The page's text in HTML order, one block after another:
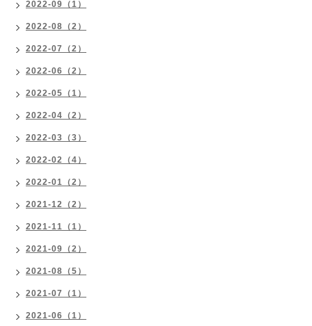
2022-09（1）
2022-08（2）
2022-07（2）
2022-06（2）
2022-05（1）
2022-04（2）
2022-03（3）
2022-02（4）
2022-01（2）
2021-12（2）
2021-11（1）
2021-09（2）
2021-08（5）
2021-07（1）
2021-06（1）